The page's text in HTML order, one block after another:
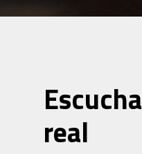
real